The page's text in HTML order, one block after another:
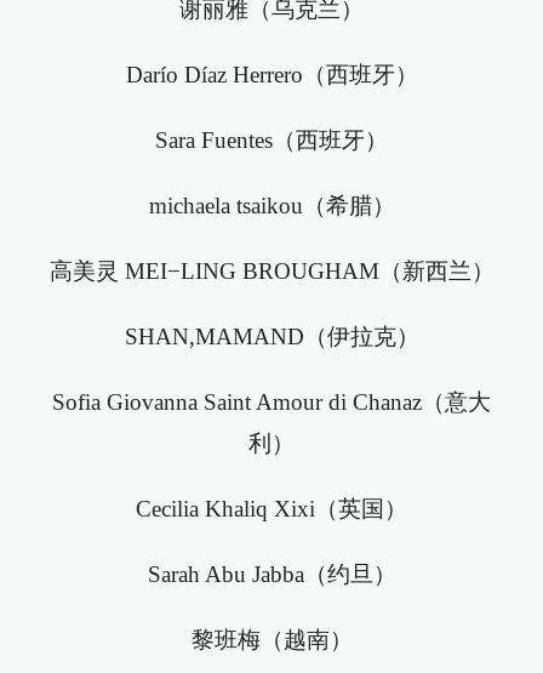
谢丽雅（乌克兰）
Darío Díaz Herrero（西班牙）
Sara Fuentes（西班牙）
michaela tsaikou（希腊）
高美灵 MEI−LING BROUGHAM（新西兰）
SHAN,MAMAND（伊拉克）
Sofia Giovanna Saint Amour di Chanaz（意大
利）
Cecilia Khaliq Xixi（英国）
Sarah Abu Jabba（约旦）
黎班梅（越南）